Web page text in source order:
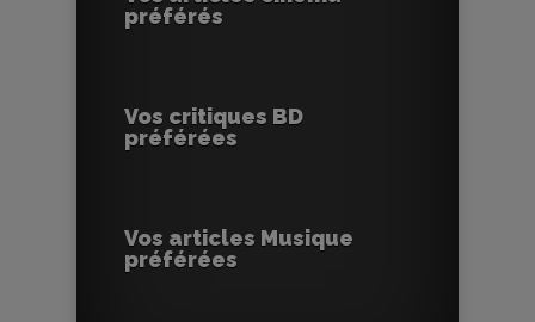
préférés
Vos critiques BD
préférées
Vos articles Musique
préférées